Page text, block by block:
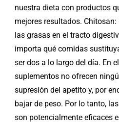
nuestra dieta con productos
mejores resultados.
las grasas en el tracto
importa qué comidas
ser dos a lo largo del día. En
suplementos no ofrecen
supresión del apetito y, por
bajar de peso. Por lo tanto,
son potencialmente eficaces